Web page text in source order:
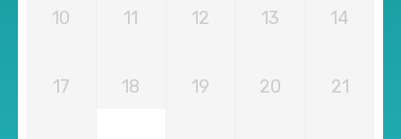
10 11 12 13 14
17 18 19 20 21